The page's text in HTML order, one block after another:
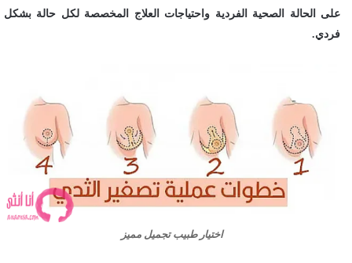
على الحالة الصحية الفردية واحتياجات العلاج المخصصة لكل حالة بشكل
فردي.
اختيار طبيب تجميل مميز